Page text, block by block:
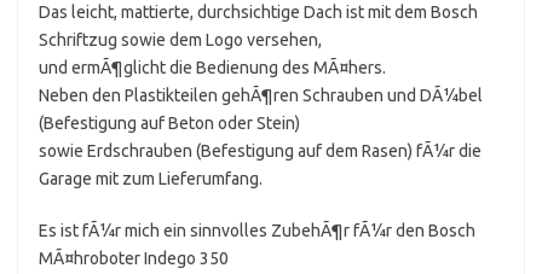
Das leicht, mattierte, durchsichtige Dach ist mit dem Bosch
Schriftzug sowie dem Logo versehen,
und ermÃ¶glicht die Bedienung des MÃ¤hers.
Neben den Plastikteilen gehÃ¶ren Schrauben und DÃ¼bel
(Befestigung auf Beton oder Stein)
sowie Erdschrauben (Befestigung auf dem Rasen) fÃ¼r die
Garage mit zum Lieferumfang.
Es ist fÃ¼r mich ein sinnvolles ZubehÃ¶r fÃ¼r den Bosch
MÃ¤hroboter Indego 350